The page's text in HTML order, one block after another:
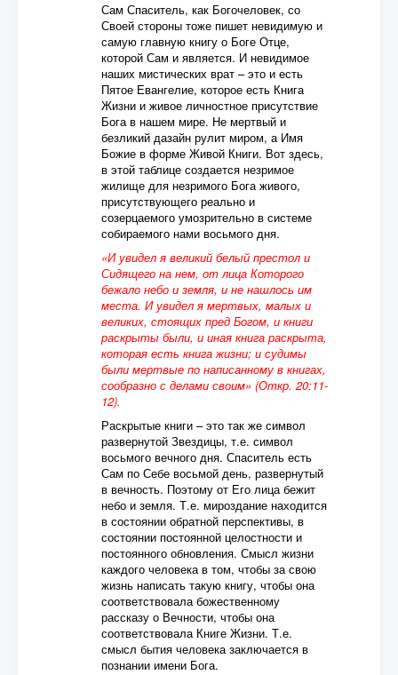
Сам Спаситель, как Богочеловек, со
Своей стороны тоже пишет невидимую и
самую главную книгу о Боге Отце,
которой Сам и является. И невидимое
наших мистических врат – это и есть
Пятое Евангелие, которое есть Книга
Жизни и живое личностное присутствие
Бога в нашем мире. Не мертвый и
безликий дазайн рулит миром, а Имя
Божие в форме Живой Книги. Вот здесь,
в этой таблице создается незримое
жилище для незримого Бога живого,
присутствующего реально и
созерцаемого умозрительно в системе
собираемого нами восьмого дня.
«И увидел я великий белый престол и
Сидящего на нем, от лица Которого
бежало небо и земля, и не нашлось им
места. И увидел я мертвых, малых и
великих, стоящих пред Богом, и книги
раскрыты были, и иная книга раскрыта,
которая есть книга жизни; и судимы
были мертвые по написанному в книгах,
сообразно с делами своим» (Откр. 20:11-
12).
Раскрытые книги – это так же символ
развернутой Звездицы, т.е. символ
восьмого вечного дня. Спаситель есть
Сам по Себе восьмой день, развернутый
в вечность. Поэтому от Его лица бежит
небо и земля. Т.е. мироздание находится
в состоянии обратной перспективы, в
состоянии постоянной целостности и
постоянного обновления. Смысл жизни
каждого человека в том, чтобы за свою
жизнь написать такую книгу, чтобы она
соответствовала божественному
рассказу о Вечности, чтобы она
соответствовала Книге Жизни. Т.е.
смысл бытия человека заключается в
познании имени Бога.